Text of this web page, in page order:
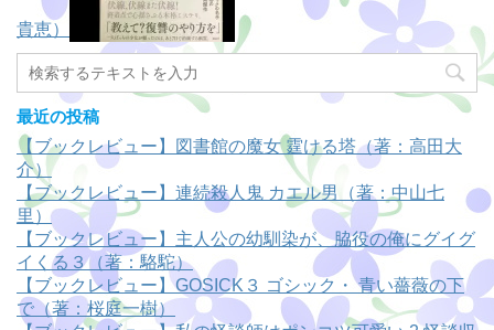
貴恵）
最近の投稿
【ブックレビュー】図書館の魔女 霆ける塔（著：高田大
介）
【ブックレビュー】連続殺人鬼 カエル男（著：中山七
里）
【ブックレビュー】主人公の幼馴染が、脇役の俺にグイグ
イくる３（著：駱駝）
【ブックレビュー】GOSICK３ ゴシック・ 青い薔薇の下
で（著：桜庭一樹）